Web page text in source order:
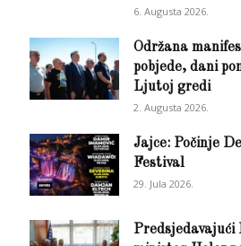
6. Augusta 2026.
Održana
pobjede, dani
Ljutoj gredi
2. Augusta 2026.
Jajce: Počinje
Festival
29. Jula 2026.
Predsjedavajući